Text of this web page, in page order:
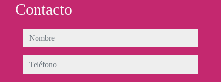
Contacto
nombre
teléfono